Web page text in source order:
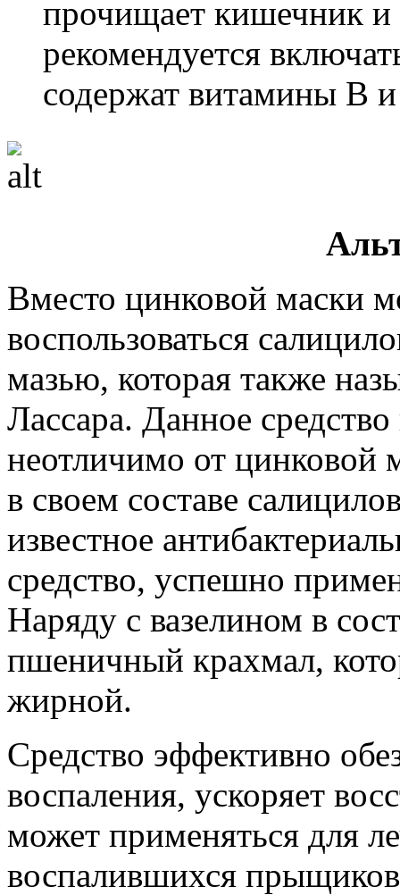
прочищает кишечник и
рекомендуется
содержат витамины B
Вместо цинковой маски
воспользоваться
мазью, которая также
Лассара. Данное
неотличимо от цинковой
в своем составе
известное
средство, успешно
Наряду с вазелином в
пшеничный крахмал,
жирной.
Средство эффективно
воспаления, ускоряет
может применяться для
воспалившихся